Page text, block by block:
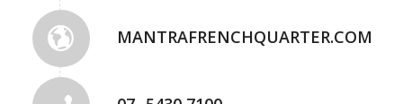
MANTRAFRENCHQUARTER.COM.AU